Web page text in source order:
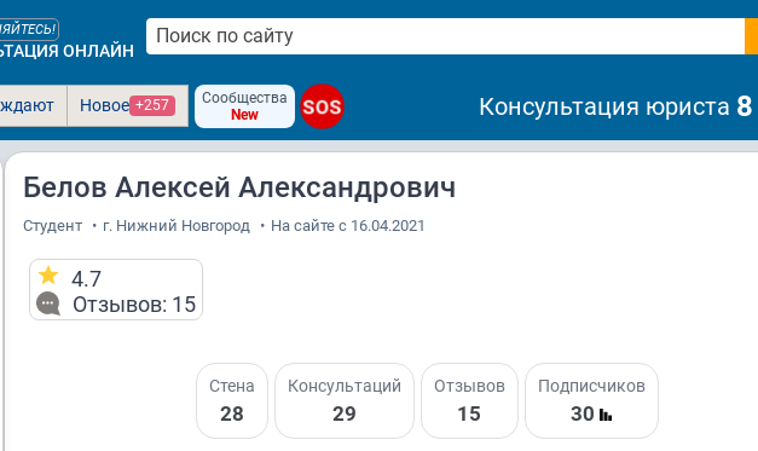
ОНЛАЙН
Новое +257
Сообщества
New
SOS Консультация юриста
Белов Алексей Александрович
Студент • г. Нижний Новгород • На сайте с 16.04.2021
4.7
Отзывов: 15
Стена
28
Консультаций
29
Отзывов
15
Подписчиков
30